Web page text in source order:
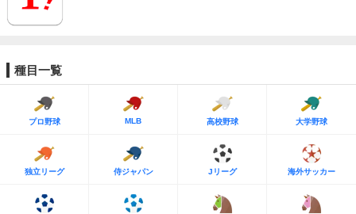
種目一覧
プロ野球 MLB 高校野球 大学野球
独立リーグ 侍ジャパン Jリーグ 海外サッカー